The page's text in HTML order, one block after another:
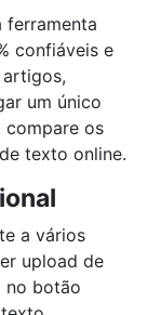
ferramenta
confiáveis e
um único
compare os
texto online.
a vários
upload de
no botão